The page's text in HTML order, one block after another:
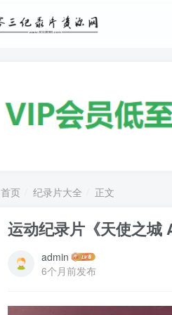
首页 纪录片大全 正文
运动纪录片《天使之城
admin
6个月前发布